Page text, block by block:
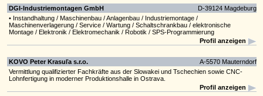
DGI-Industriemontagen GmbH
D-39124 Magdeburg
• Instandhaltung / Maschinenbau / Anlagenbau / Industriemontage /
Maschinenverlagerung / Service / Wartung / Schaltschrankbau / elektronische
Montage / Elektronik / Elektromechanik / Robotik / SPS-Programmierung
Profil anzeigen
KOVO Peter Krasuľa s.r.o.
A-5570 Mauterndorf
Vermittlung qualifizierter Fachkräfte aus der Slowakei und Tschechien sowie CNC-
Lohnfertigung in moderner Produktionshalle in Ostrava.
Profil anzeigen